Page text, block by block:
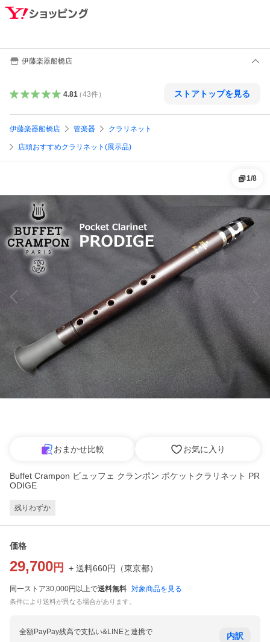
伊藤楽器船橋店
4.81（43件） ストアトップを見る
伊藤楽器船橋店 管楽器 クラリネット
店頭おすすめクラリネット(展示品)
1/8
おまかせ比較 お気に入り
Buffet Crampon ビュッフェ クランポン ポケットクラリネット PR
ODIGE
残りわずか
価格
29,700 円 + 送料660円 （東京都）
同一ストア30,000円以上で送料無料 対象商品を見る
条件により送料が異なる場合があります。
全額PayPay残高で支払い&LINEと連携で 内訳